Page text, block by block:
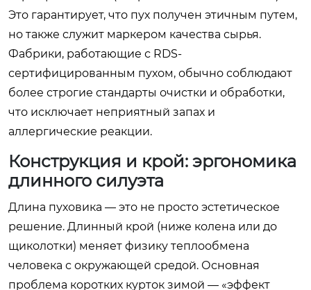
Это гарантирует, что пух получен этичным путем,
но также служит маркером качества сырья.
Фабрики, работающие с RDS-
сертифицированным пухом, обычно соблюдают
более строгие стандарты очистки и обработки,
что исключает неприятный запах и
аллергические реакции.
Конструкция и крой: эргономика
длинного силуэта
Длина пуховика — это не просто эстетическое
решение. Длинный крой (ниже колена или до
щиколотки) меняет физику теплообмена
человека с окружающей средой. Основная
проблема коротких курток зимой — «эффект